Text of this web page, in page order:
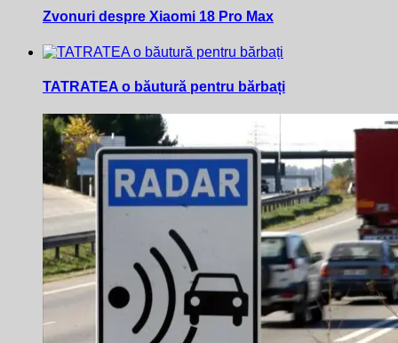
Zvonuri despre Xiaomi 18 Pro Max
TATRATEA o băutură pentru bărbați